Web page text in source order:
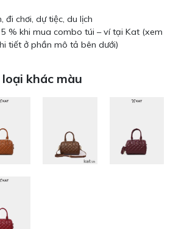
đi chơi, dự tiệc, du lịch
% khi mua combo túi – ví tại Kat (xem
tiết ở phần mô tả bên dưới)
khác màu